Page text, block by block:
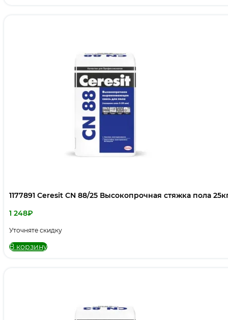
1177891 Ceresit CN 88/25 Высокопрочная стяжка пола
1 248₽
Уточняте скидку
В корзину